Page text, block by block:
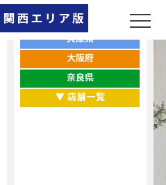
お店をエリアから探す
兵庫県
大阪府
奈良県
▼ 店舗一覧